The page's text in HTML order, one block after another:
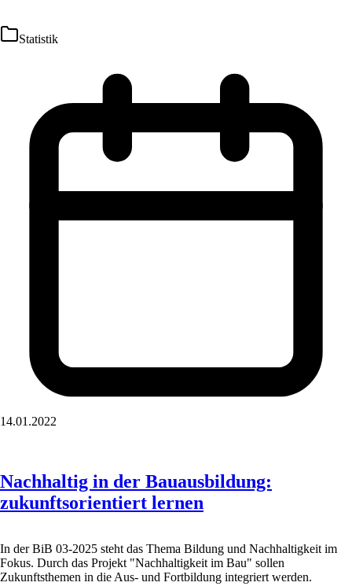
Statistik
14.01.2022
Nachhaltig in der Bauausbildung:
zukunftsorientiert lernen
In der BiB 03-2025 steht das Thema Bildung und Nachhaltigkeit im
Fokus. Durch das Projekt "Nachhaltigkeit im Bau" sollen
Zukunftsthemen in die Aus- und Fortbildung integriert werden.